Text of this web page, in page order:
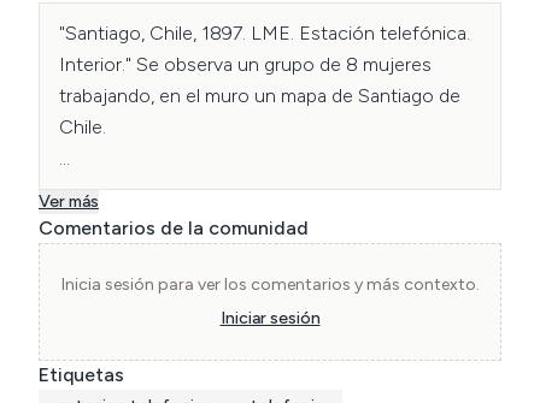
"Santiago, Chile, 1897. LME. Estación telefónica.
Interior." Se observa un grupo de 8 mujeres
trabajando, en el muro un mapa de Santiago de
Chile.
En esa época, el término "estación telefónica" (o
a veces "central") se utilizaba porque la
infraestructura de comunicaciones todavía
heredaba gran parte de la terminología y lógica
del telégrafo. Al igual que en el sistema
punto físico de conexión donde las señales
Ver más
Comentarios de la comunidad
Inicia sesión para ver los comentarios y más contexto.
Iniciar sesión
Etiquetas